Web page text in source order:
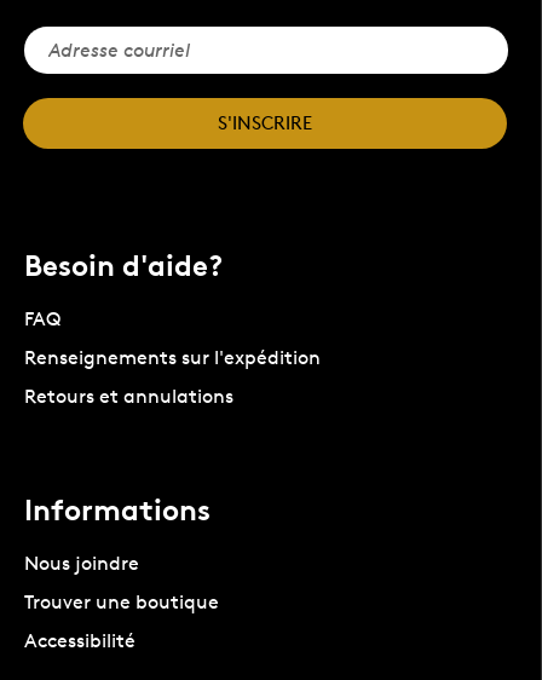
S'INSCRIRE
Besoin d'aide?
FAQ
Renseignements sur l'expédition
Retours et annulations
Informations
Nous joindre
Trouver une boutique
Accessibilité